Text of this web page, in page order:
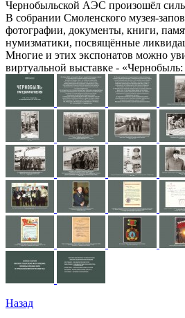
Чернобыльской АЭС произошёл
В собрании Смоленского музея-
фотографии, документы, книги,
нумизматики, посвящённые
Многие и этих экспонатов можно
виртуальной выставке -
Назад